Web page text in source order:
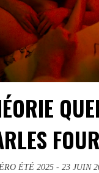
ÉTÉ 2025 - 23 JUIN